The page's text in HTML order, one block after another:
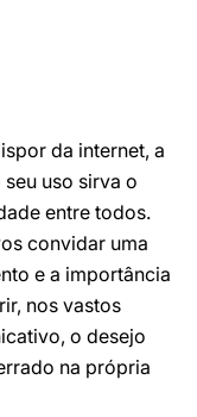
da internet, a
uso sirva o
entre todos.
convidar uma
e a importância
nos vastos
o desejo
na própria